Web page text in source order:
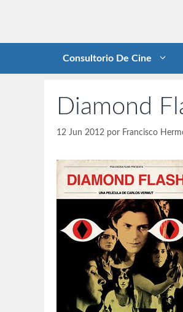
Consultorio De Cine
Diamond
12 Jun 2012 por Francisco